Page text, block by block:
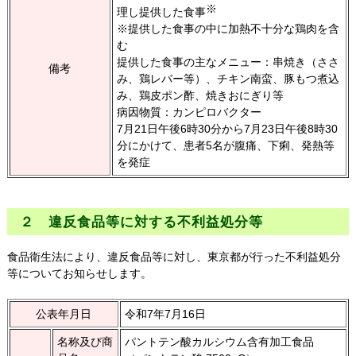
備考
理し提供した食事※
※提供した食事の中に加熱不十分な鶏肉を含
む
提供した食事の主なメニュー：串焼き（ささ
み、鶏レバー等）、チキン南蛮、豚もつ煮込
み、鶏皮ポン酢、焼きおにぎり等
病因物質：カンピロバクター
7月21日午後6時30分から7月23日午後8時30
分にかけて、患者5名が腹痛、下痢、発熱等
を発症
２ 違反食品等に対する不利益処分等
食品衛生法により、違反食品等に対し、東京都が行った不利益処分
等についてお知らせします。
公表年月日 令和7年7月16日
名称及び商
パントテン酸カルシウム含有加工食品